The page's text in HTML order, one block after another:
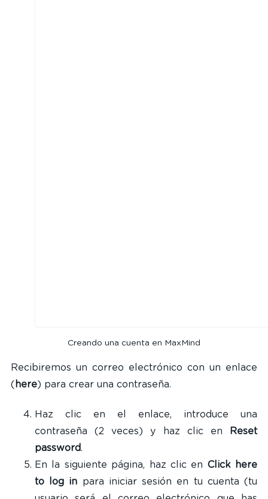
Creando una cuenta en MaxMind
Recibiremos un correo electrónico con un enlace
( here) para crear una contraseña.
Haz clic en el enlace, introduce una
contraseña (2 veces) y haz clic en
Reset
password.
En la siguiente página, haz clic en Click here
to log in para iniciar sesión en tu cuenta (tu